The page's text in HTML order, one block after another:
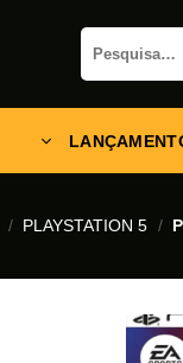
Pesquisar
por:
/ PLAYSTATION 5 /